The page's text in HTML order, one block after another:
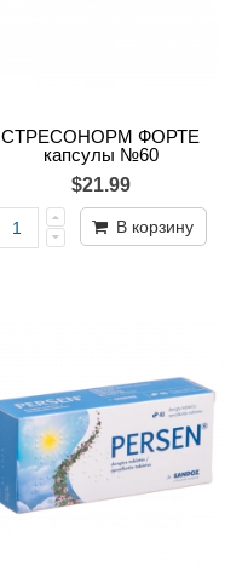
СТРЕСОНОРМ ФОРТЕ
капсулы №60
$21.99
В корзину